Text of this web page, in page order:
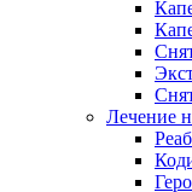
Лечение